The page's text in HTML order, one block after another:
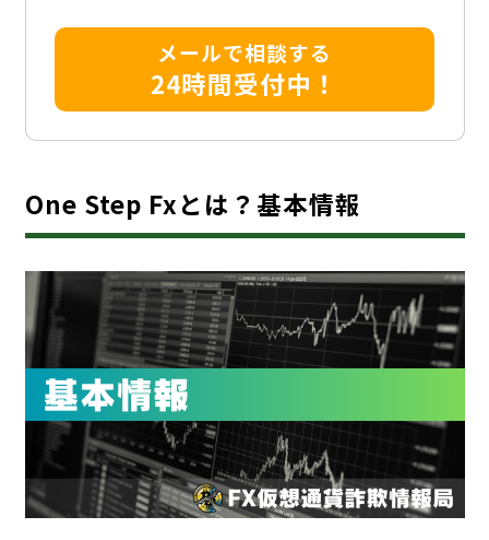
メールで相談する
24時間受付中！
One Step Fxとは？基本情報